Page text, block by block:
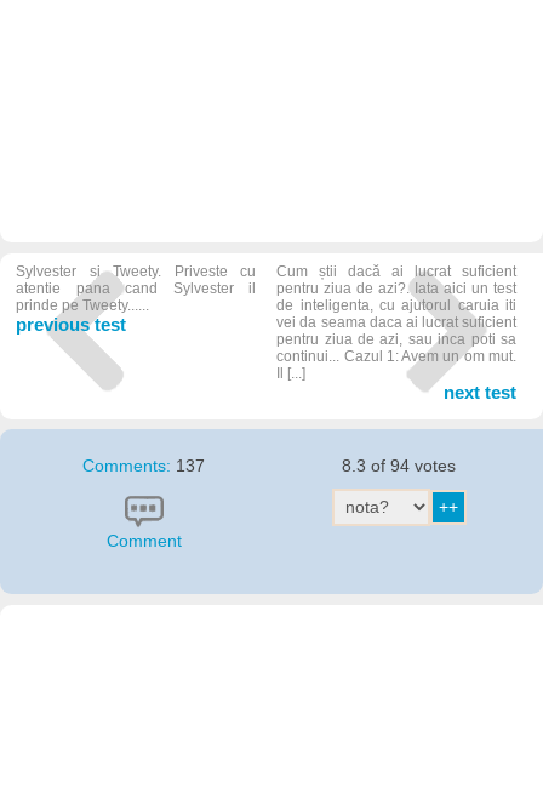
Sylvester si Tweety. Priveste cu
atentie pana cand Sylvester il
prinde pe Tweety......
previous test
Cum știi dacă ai lucrat suficient
pentru ziua de azi?. Iata aici un test
de inteligenta, cu ajutorul caruia iti
vei da seama daca ai lucrat suficient
pentru ziua de azi, sau inca poti sa
continui... Cazul 1: Avem un om mut.
Il [...]
next test
Comments: 137
Comment
8.3 of 94 votes